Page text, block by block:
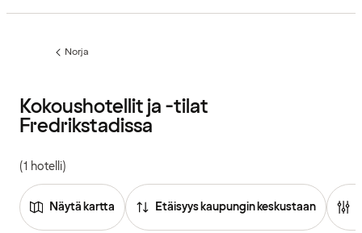
Edellinen
Norja
Kokoushotellit ja -tilat
Fredrikstadissa
(1 hotelli)
Näytä kartta Etäisyys kaupungin keskustaan